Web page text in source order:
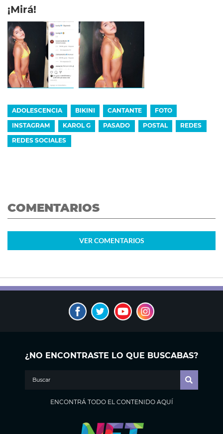
¡Mirá!
ADOLESCENCIA BIKINI CANTANTE FOTO
INSTAGRAM KAROL G PASADO POSTAL REDES
REDES SOCIALES
COMENTARIOS
VER COMENTARIOS
¿NO ENCONTRASTE LO QUE BUSCABAS?
ENCONTRÁ TODO EL CONTENIDO AQUÍ